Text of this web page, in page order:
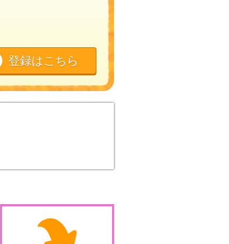
登録はこちら